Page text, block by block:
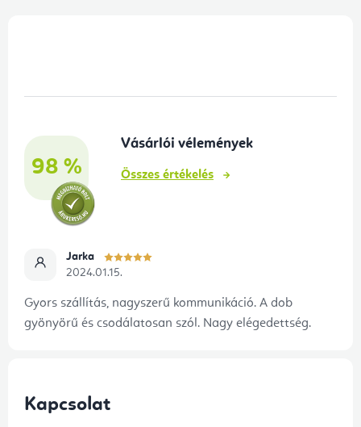
98 %
Vásárlói vélemények
Összes értékelés
Jarka
2024.01.15.
Gyors szállítás, nagyszerű kommunikáció. A dob
gyönyörű és csodálatosan szól. Nagy elégedettség.
Kapcsolat